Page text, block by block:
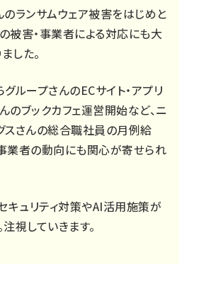
のランサムウェア被害をはじめと
被害・事業者による対応にも大
した。
グループさんのECサイト・アプリ
のブックカフェ運営開始など、ニ
スさんの総合職社員の月例給
業者の動向にも関心が寄せられ
キュリティ対策やAI活用施策が
視していきます。